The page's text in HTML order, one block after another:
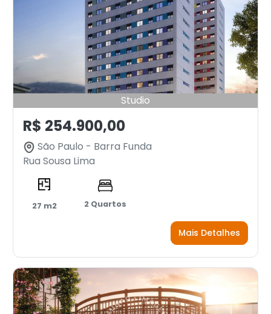
Studio
R$ 254.900,00
São Paulo - Barra Funda
Rua Sousa Lima
27 m2 2 Quartos
Mais Detalhes